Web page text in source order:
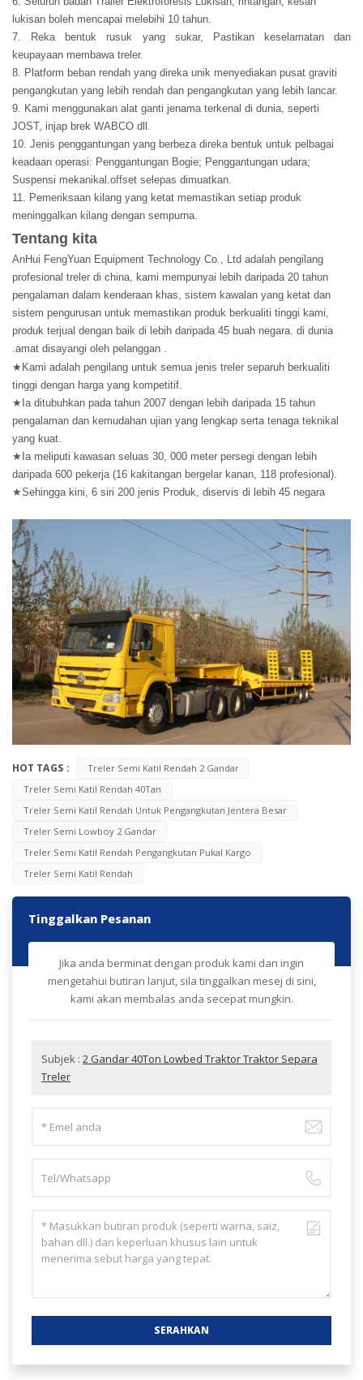
lukisan boleh mencapai melebihi 10 tahun.
7. Reka bentuk rusuk yang sukar, Pastikan keselamatan dan
keupayaan membawa treler.
8. Platform beban rendah yang direka unik menyediakan pusat graviti
pengangkutan yang lebih rendah dan pengangkutan yang lebih lancar.
9. Kami menggunakan alat ganti jenama terkenal di dunia, seperti
JOST, injap brek WABCO dll.
10. Jenis penggantungan yang berbeza direka bentuk untuk pelbagai
keadaan operasi: Penggantungan Bogie; Penggantungan udara;
Suspensi mekanikal.offset selepas dimuatkan.
11. Pemeriksaan kilang yang ketat memastikan setiap produk
meninggalkan kilang dengan sempurna.
Tentang kita
AnHui FengYuan Equipment Technology Co., Ltd adalah pengilang
profesional treler di china, kami mempunyai lebih daripada 20 tahun
pengalaman dalam kenderaan khas, sistem kawalan yang ketat dan
sistem pengurusan untuk memastikan produk berkualiti tinggi kami,
produk terjual dengan baik di lebih daripada 45 buah negara. di dunia
.amat disayangi oleh pelanggan .
★Kami adalah pengilang untuk semua jenis treler separuh berkualiti
tinggi dengan harga yang kompetitif.
★Ia ditubuhkan pada tahun 2007 dengan lebih daripada 15 tahun
pengalaman dan kemudahan ujian yang lengkap serta tenaga teknikal
yang kuat.
★Ia meliputi kawasan seluas 30, 000 meter persegi dengan lebih
daripada 600 pekerja (16 kakitangan bergelar kanan, 118 profesional).
★Sehingga kini, 6 siri 200 jenis Produk, diservis di lebih 45 negara
HOT TAGS :
Treler Semi Katil Rendah 2 Gandar
Treler Semi Katil Rendah 40Tan
Treler Semi Katil Rendah Untuk Pengangkutan Jentera Besar
Treler Semi Lowboy 2 Gandar
Treler Semi Katil Rendah Pengangkutan Pukal Kargo
Treler Semi Katil Rendah
Tinggalkan Pesanan
Jika anda berminat dengan produk kami dan ingin
mengetahui butiran lanjut, sila tinggalkan mesej di sini,
kami akan membalas anda secepat mungkin.
Subjek : 2 Gandar 40Ton Lowbed Traktor Traktor Separa
Treler
SERAHKAN